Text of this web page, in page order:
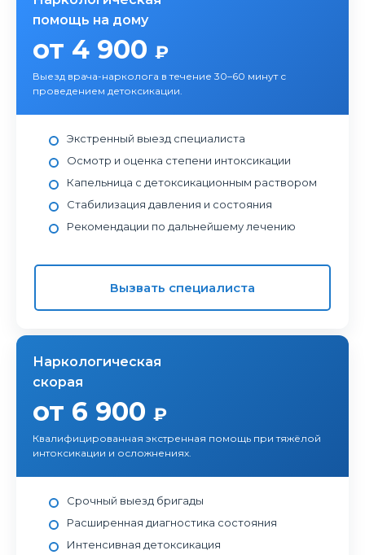
помощь на дому
от 4 900 ₽
Выезд врача-нарколога в течение 30–60 минут с
проведением детоксикации.
Экстренный выезд специалиста
Осмотр и оценка степени интоксикации
Капельница с детоксикационным раствором
Стабилизация давления и состояния
Рекомендации по дальнейшему лечению
Вызвать специалиста
Наркологическая
скорая
от 6 900 ₽
Квалифицированная экстренная помощь при тяжёлой
интоксикации и осложнениях.
Срочный выезд бригады
Расширенная диагностика состояния
Интенсивная детоксикация